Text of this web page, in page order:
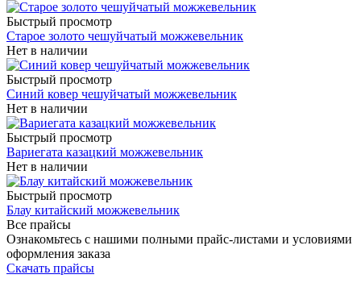
Быстрый просмотр
Старое золото чешуйчатый можжевельник
Нет в наличии
Быстрый просмотр
Синий ковер чешуйчатый можжевельник
Нет в наличии
Быстрый просмотр
Вариегата казацкий можжевельник
Нет в наличии
Быстрый просмотр
Блау китайский можжевельник
Все прайсы
Ознакомьтесь с нашими полными прайс-листами и условиями
оформления заказа
Скачать прайсы